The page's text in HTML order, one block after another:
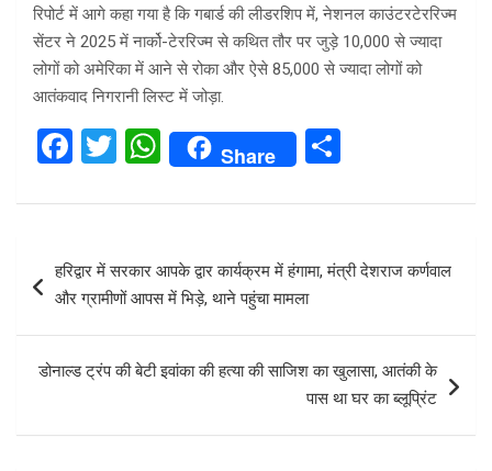
रिपोर्ट में आगे कहा गया है कि गबार्ड की लीडरशिप में, नेशनल काउंटरटेररिज्म
सेंटर ने 2025 में नार्को-टेररिज्म से कथित तौर पर जुड़े 10,000 से ज्यादा
लोगों को अमेरिका में आने से रोका और ऐसे 85,000 से ज्यादा लोगों को
आतंकवाद निगरानी लिस्ट में जोड़ा.
F
ce
o
k
T
tt
W
at
A
p
Share
ar
e
navigation
हरिद्वार में सरकार आपके द्वार कार्यक्रम में हंगामा, मंत्री देशराज कर्णवाल
और ग्रामीणों आपस में भिड़े, थाने पहुंचा मामला
डोनाल्ड ट्रंप की बेटी इवांका की हत्या की साजिश का खुलासा, आतंकी के
पास था घर का ब्लूप्रिंट